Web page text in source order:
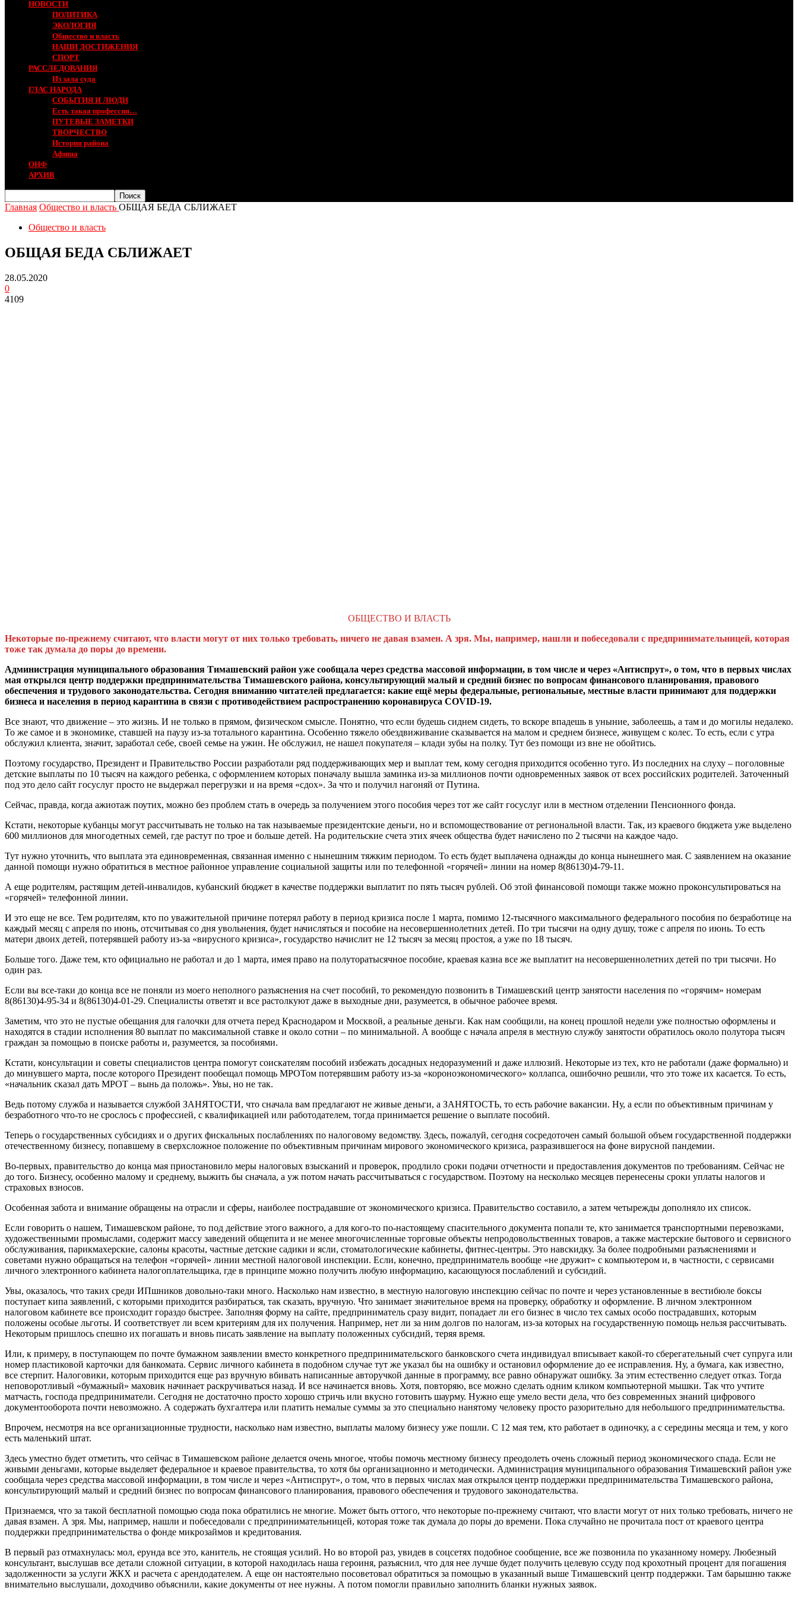
НОВОСТИ
ПОЛИТИКА
ЭКОЛОГИЯ
Общество и власть
НАШИ ДОСТИЖЕНИЯ
СПОРТ
РАССЛЕДОВАНИЯ
Из зала суда
ГЛАС НАРОДА
СОБЫТИЯ И ЛЮДИ
Есть такая профессия…
ПУТЕВЫЕ ЗАМЕТКИ
ТВОРЧЕСТВО
История района
Афиша
ОНФ
АРХИВ
Главная Общество и власть ОБЩАЯ БЕДА СБЛИЖАЕТ
Общество и власть
ОБЩАЯ БЕДА СБЛИЖАЕТ
28.05.2020
0
4109
ОБЩЕСТВО И ВЛАСТЬ
Некоторые по-прежнему считают, что власти могут от них только требовать, ничего не давая взамен. А зря. Мы, например, нашли и побеседовали с предпринимательницей, которая
тоже так думала до поры до времени.
Администрация муниципального образования Тимашевский район уже сообщала через средства массовой информации, в том числе и через «Антиспрут», о том, что в первых числах
мая открылся центр поддержки предпринимательства Тимашевского района, консультирующий малый и средний бизнес по вопросам финансового планирования, правового
обеспечения и трудового законодательства. Сегодня вниманию читателей предлагается: какие ещё меры федеральные, региональные, местные власти принимают для поддержки
бизнеса и населения в период карантина в связи с противодействием распространению коронавируса COVID-19.
Все знают, что движение – это жизнь. И не только в прямом, физическом смысле. Понятно, что если будешь сиднем сидеть, то вскоре впадешь в уныние, заболеешь, а там и до могилы недалеко.
То же самое и в экономике, ставшей на паузу из-за тотального карантина. Особенно тяжело обездвиживание сказывается на малом и среднем бизнесе, живущем с колес. То есть, если с утра
обслужил клиента, значит, заработал себе, своей семье на ужин. Не обслужил, не нашел покупателя – клади зубы на полку. Тут без помощи из вне не обойтись.
Поэтому государство, Президент и Правительство России разработали ряд поддерживающих мер и выплат тем, кому сегодня приходится особенно туго. Из последних на слуху – поголовные
детские выплаты по 10 тысяч на каждого ребенка, с оформлением которых поначалу вышла заминка из-за миллионов почти одновременных заявок от всех российских родителей. Заточенный
под это дело сайт госуслуг просто не выдержал перегрузки и на время «сдох». За что и получил нагоняй от Путина.
Сейчас, правда, когда ажиотаж поутих, можно без проблем стать в очередь за получением этого пособия через тот же сайт госуслуг или в местном отделении Пенсионного фонда.
Кстати, некоторые кубанцы могут рассчитывать не только на так называемые президентские деньги, но и вспомоществование от региональной власти. Так, из краевого бюджета уже выделено
600 миллионов для многодетных семей, где растут по трое и больше детей. На родительские счета этих ячеек общества будет начислено по 2 тысячи на каждое чадо.
Тут нужно уточнить, что выплата эта единовременная, связанная именно с нынешним тяжким периодом. То есть будет выплачена однажды до конца нынешнего мая. С заявлением на оказание
данной помощи нужно обратиться в местное районное управление социальной защиты или по телефонной «горячей» линии на номер 8(86130)4-79-11.
А еще родителям, растящим детей-инвалидов, кубанский бюджет в качестве поддержки выплатит по пять тысяч рублей. Об этой финансовой помощи также можно проконсультироваться на
«горячей» телефонной линии.
И это еще не все. Тем родителям, кто по уважительной причине потерял работу в период кризиса после 1 марта, помимо 12-тысячного максимального федерального пособия по безработице на
каждый месяц с апреля по июнь, отсчитывая со дня увольнения, будет начисляться и пособие на несовершеннолетних детей. По три тысячи на одну душу, тоже с апреля по июнь. То есть
матери двоих детей, потерявшей работу из-за «вирусного кризиса», государство начислит не 12 тысяч за месяц простоя, а уже по 18 тысяч.
Больше того. Даже тем, кто официально не работал и до 1 марта, имея право на полуторатысячное пособие, краевая казна все же выплатит на несовершеннолетних детей по три тысячи. Но
один раз.
Если вы все-таки до конца все не поняли из моего неполного разъяснения на счет пособий, то рекомендую позвонить в Тимашевский центр занятости населения по «горячим» номерам
8(86130)4-95-34 и 8(86130)4-01-29. Специалисты ответят и все растолкуют даже в выходные дни, разумеется, в обычное рабочее время.
Заметим, что это не пустые обещания для галочки для отчета перед Краснодаром и Москвой, а реальные деньги. Как нам сообщили, на конец прошлой недели уже полностью оформлены и
находятся в стадии исполнения 80 выплат по максимальной ставке и около сотни – по минимальной. А вообще с начала апреля в местную службу занятости обратилось около полутора тысяч
граждан за помощью в поиске работы и, разумеется, за пособиями.
Кстати, консультации и советы специалистов центра помогут соискателям пособий избежать досадных недоразумений и даже иллюзий. Некоторые из тех, кто не работали (даже формально) и
до минувшего марта, после которого Президент пообещал помощь МРОТом потерявшим работу из-за «короноэкономического» коллапса, ошибочно решили, что это тоже их касается. То есть,
«начальник сказал дать МРОТ – вынь да положь». Увы, но не так.
Ведь потому служба и называется службой ЗАНЯТОСТИ, что сначала вам предлагают не живые деньги, а ЗАНЯТОСТЬ, то есть рабочие вакансии. Ну, а если по объективным причинам у
безработного что-то не срослось с профессией, с квалификацией или работодателем, тогда принимается решение о выплате пособий.
Теперь о государственных субсидиях и о других фискальных послаблениях по налоговому ведомству. Здесь, пожалуй, сегодня сосредоточен самый большой объем государственной поддержки
отечественному бизнесу, попавшему в сверхсложное положение по объективным причинам мирового экономического кризиса, разразившегося на фоне вирусной пандемии.
Во-первых, правительство до конца мая приостановило меры налоговых взысканий и проверок, продлило сроки подачи отчетности и предоставления документов по требованиям. Сейчас не
до того. Бизнесу, особенно малому и среднему, выжить бы сначала, а уж потом начать рассчитываться с государством. Поэтому на несколько месяцев перенесены сроки уплаты налогов и
страховых взносов.
Особенная забота и внимание обращены на отрасли и сферы, наиболее пострадавшие от экономического кризиса. Правительство составило, а затем четырежды дополняло их список.
Если говорить о нашем, Тимашевском районе, то под действие этого важного, а для кого-то по-настоящему спасительного документа попали те, кто занимается транспортными перевозками,
художественными промыслами, содержит массу заведений общепита и не менее многочисленные торговые объекты непродовольственных товаров, а также мастерские бытового и сервисного
обслуживания, парикмахерские, салоны красоты, частные детские садики и ясли, стоматологические кабинеты, фитнес-центры. Это навскидку. За более подробными разъяснениями и
советами нужно обращаться на телефон «горячей» линии местной налоговой инспекции. Если, конечно, предприниматель вообще «не дружит» с компьютером и, в частности, с сервисами
личного электронного кабинета налогоплательщика, где в принципе можно получить любую информацию, касающуюся послаблений и субсидий.
Увы, оказалось, что таких среди ИПшников довольно-таки много. Насколько нам известно, в местную налоговую инспекцию сейчас по почте и через установленные в вестибюле боксы
поступает кипа заявлений, с которыми приходится разбираться, так сказать, вручную. Что занимает значительное время на проверку, обработку и оформление. В личном электронном
налоговом кабинете все происходит гораздо быстрее. Заполняя форму на сайте, предприниматель сразу видит, попадает ли его бизнес в число тех самых особо пострадавших, которым
положены особые льготы. И соответствует ли всем критериям для их получения. Например, нет ли за ним долгов по налогам, из-за которых на государственную помощь нельзя рассчитывать.
Некоторым пришлось спешно их погашать и вновь писать заявление на выплату положенных субсидий, теряя время.
Или, к примеру, в поступающем по почте бумажном заявлении вместо конкретного предпринимательского банковского счета индивидуал вписывает какой-то сберегательный счет супруга или
номер пластиковой карточки для банкомата. Сервис личного кабинета в подобном случае тут же указал бы на ошибку и остановил оформление до ее исправления. Ну, а бумага, как известно,
все стерпит. Налоговики, которым приходится еще раз вручную вбивать написанные авторучкой данные в программу, все равно обнаружат ошибку. За этим естественно следует отказ. Тогда
неповоротливый «бумажный» маховик начинает раскручиваться назад. И все начинается вновь. Хотя, повторяю, все можно сделать одним кликом компьютерной мышки. Так что учтите
матчасть, господа предприниматели. Сегодня не достаточно просто хорошо стричь или вкусно готовить шаурму. Нужно еще умело вести дела, что без современных знаний цифрового
документооборота почти невозможно. А содержать бухгалтера или платить немалые суммы за это специально нанятому человеку просто разорительно для небольшого предпринимательства.
Впрочем, несмотря на все организационные трудности, насколько нам известно, выплаты малому бизнесу уже пошли. С 12 мая тем, кто работает в одиночку, а с середины месяца и тем, у кого
есть маленький штат.
Здесь уместно будет отметить, что сейчас в Тимашевском районе делается очень многое, чтобы помочь местному бизнесу преодолеть очень сложный период экономического спада. Если не
живыми деньгами, которые выделяет федеральное и краевое правительства, то хотя бы организационно и методически. Администрация муниципального образования Тимашевский район уже
сообщала через средства массовой информации, в том числе и через «Антиспрут», о том, что в первых числах мая открылся центр поддержки предпринимательства Тимашевского района,
консультирующий малый и средний бизнес по вопросам финансового планирования, правового обеспечения и трудового законодательства.
Признаемся, что за такой бесплатной помощью сюда пока обратились не многие. Может быть оттого, что некоторые по-прежнему считают, что власти могут от них только требовать, ничего не
давая взамен. А зря. Мы, например, нашли и побеседовали с предпринимательницей, которая тоже так думала до поры до времени. Пока случайно не прочитала пост от краевого центра
поддержки предпринимательства о фонде микрозаймов и кредитования.
В первый раз отмахнулась: мол, ерунда все это, канитель, не стоящая усилий. Но во второй раз, увидев в соцсетях подобное сообщение, все же позвонила по указанному номеру. Любезный
консультант, выслушав все детали сложной ситуации, в которой находилась наша героиня, разъяснил, что для нее лучше будет получить целевую ссуду под крохотный процент для погашения
задолженности за услуги ЖКХ и расчета с арендодателем. А еще он настоятельно посоветовал обратиться за помощью в указанный выше Тимашевский центр поддержки. Там барышню также
внимательно выслушали, доходчиво объяснили, какие документы от нее нужны. А потом помогли правильно заполнить бланки нужных заявок.